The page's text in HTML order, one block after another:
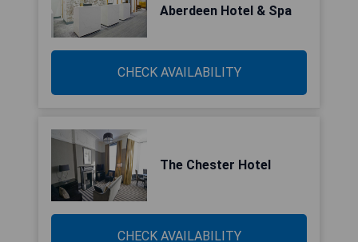
Aberdeen Hotel & Spa
CHECK AVAILABILITY
The Chester Hotel
CHECK AVAILABILITY